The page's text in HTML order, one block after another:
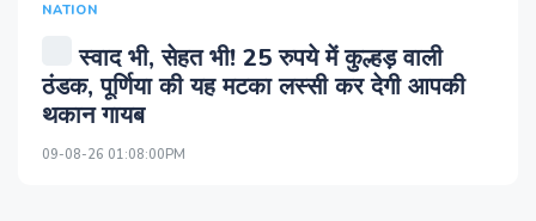
NATION
स्वाद भी, सेहत भी! 25 रुपये में कुल्हड़ वाली
ठंडक, पूर्णिया की यह मटका लस्सी कर देगी आपकी
थकान गायब
09-08-26 01:08:00PM